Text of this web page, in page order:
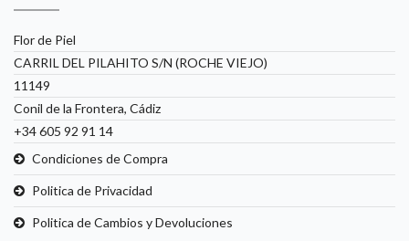
Flor de Piel
CARRIL DEL PILAHITO S/N (ROCHE VIEJO)
11149
Conil de la Frontera, Cádiz
+34 605 92 91 14
Condiciones de Compra
Politica de Privacidad
Politica de Cambios y Devoluciones